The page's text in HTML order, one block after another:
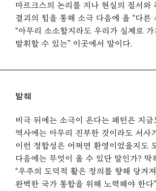
마르크스의 논리를 지나 현실의 질서와
결괴의 힘을 통해 소극 다음에 올 “다른
“아무리 소소할지라도 우리가 실제로
발휘할 수 있는” 이곳에서 말이다.
발췌
비극 뒤에는 소극이 온다는 패턴은 지금
역사에는 아무리 진부한 것이라도 서사
이런 정합성은 어쩌면 환영이었을지도
다음에는 무엇이 올 수 있단 말인가? 딱
“우주의 도덕적 활은 정의를 향해 당겨
완벽한 국가 통합을 위해 노력해야 한다